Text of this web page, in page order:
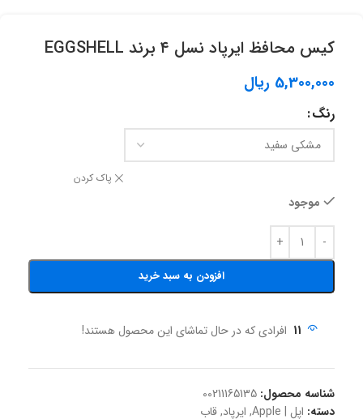
کیس محافظ ایرپاد نسل ۴ برند EGGSHELL
5,300,000 ریال
رنگ
پاک کردن
موجود
افزودن به سبد خرید
11 افرادی که در حال تماشای این محصول هستند!
شناسه محصول: 00211165135
دسته: اپل | Apple , ایرپاد,قاب